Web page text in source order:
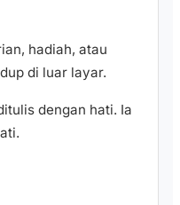
hadiah, atau
di luar layar.
dengan hati. Ia